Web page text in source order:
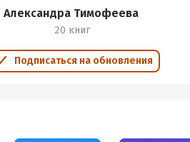
Александра Тимофеева
20 книг
Подписаться на обновления